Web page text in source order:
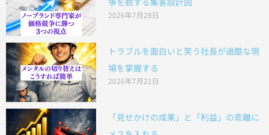
2026年7月28日
トラブルを面白いと笑う社長が過酷な現
場を掌握する
2026年7月21日
「見せかけの成果」と「利益」の乖離に